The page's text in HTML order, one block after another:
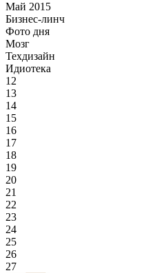
Май 2015
Бизнес-линч
Фото дня
Мозг
Техдизайн
Идиотека
12
13
14
15
16
17
18
19
20
21
22
23
24
25
26
27